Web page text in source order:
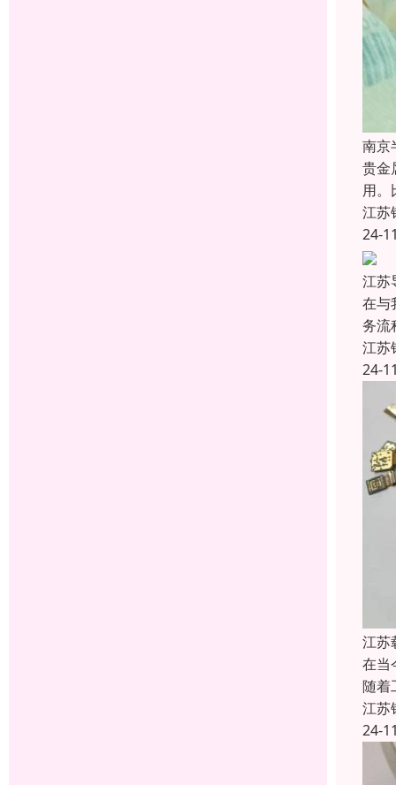
南京
贵金
用。
江苏
24-
江苏
在与
务流
江苏
24-
江苏
在当
随着
江苏
24-